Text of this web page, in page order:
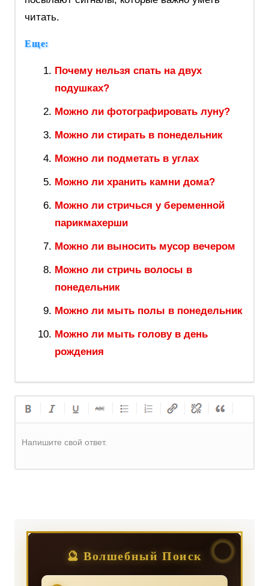
читать.
Еще:
Почему нельзя спать на двух
подушках?
Можно ли фотографировать луну?
Можно ли стирать в понедельник
Можно ли подметать в углах
Можно ли хранить камни дома?
Можно ли стричься у беременной
парикмахерши
Можно ли выносить мусор вечером
Можно ли стричь волосы в
понедельник
Можно ли мыть полы в понедельник
Можно ли мыть голову в день
рождения
Напишите свой ответ.
🔮 Волшебный Поиск